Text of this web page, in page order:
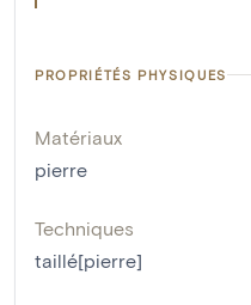
PROPRIÉTÉS PHYSIQUES
Matériaux
pierre
Techniques
taillé[pierre]